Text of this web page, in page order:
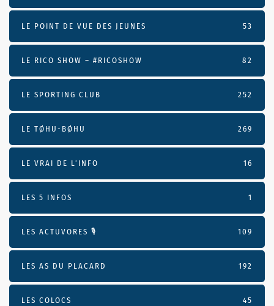
LE POINT DE VUE DES JEUNES 53
LE RICO SHOW – #RICOSHOW 82
LE SPORTING CLUB 252
LE TØHU-BØHU 269
LE VRAI DE L’INFO 16
LES 5 INFOS 1
LES ACTUVORES 🎙 109
LES AS DU PLACARD 192
LES COLOCS 45